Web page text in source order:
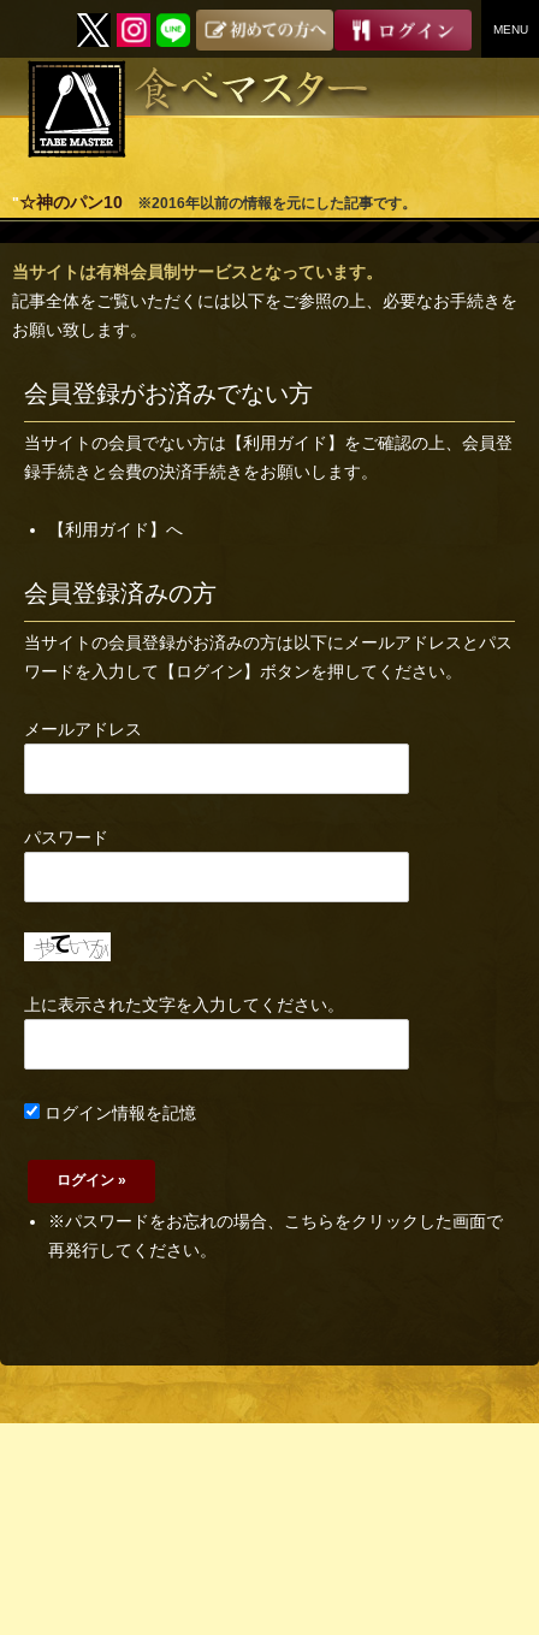
MENU
SKIP
"☆神のパン10 ※2016年以前の情報を元にした記事です。
当サイトは有料会員制サービスとなっています。
記事全体をご覧いただくには以下をご参照の上、必要なお手続きを
お願い致します。
会員登録がお済みでない方
当サイトの会員でない方は 【利用ガイド】 をご確認の上、会員登
録手続きと会費の決済手続きをお願いします。
【利用ガイド】へ
会員登録済みの方
当サイトの会員登録がお済みの方は以下にメールアドレスとパス
ワードを入力して【ログイン】ボタンを押してください。
メールアドレス
パスワード
上に表示された文字を入力してください。
ログイン情報を記憶
※パスワードをお忘れの場合、こちらをクリックした画面で
再発行してください。